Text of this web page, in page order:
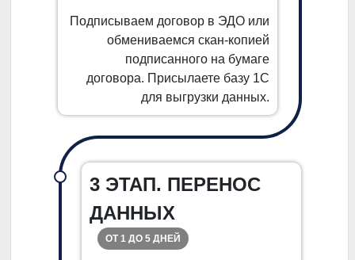
Подписываем договор в ЭДО или
обмениваемся скан-копией
подписанного на бумаге
договора. Присылаете базу 1С
для выгрузки данных.
3 ЭТАП. ПЕРЕНОС
ДАННЫХ
ОТ 1 ДО 5 ДНЕЙ